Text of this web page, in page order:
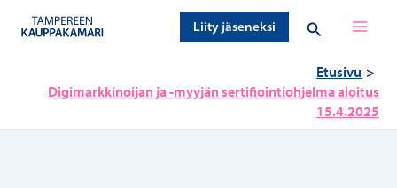
sisältöön
Liity jäseneksi Hae
Etusivu
Digimarkkinoijan ja -myyjän sertifiointiohjelma aloitus
15.4.2025